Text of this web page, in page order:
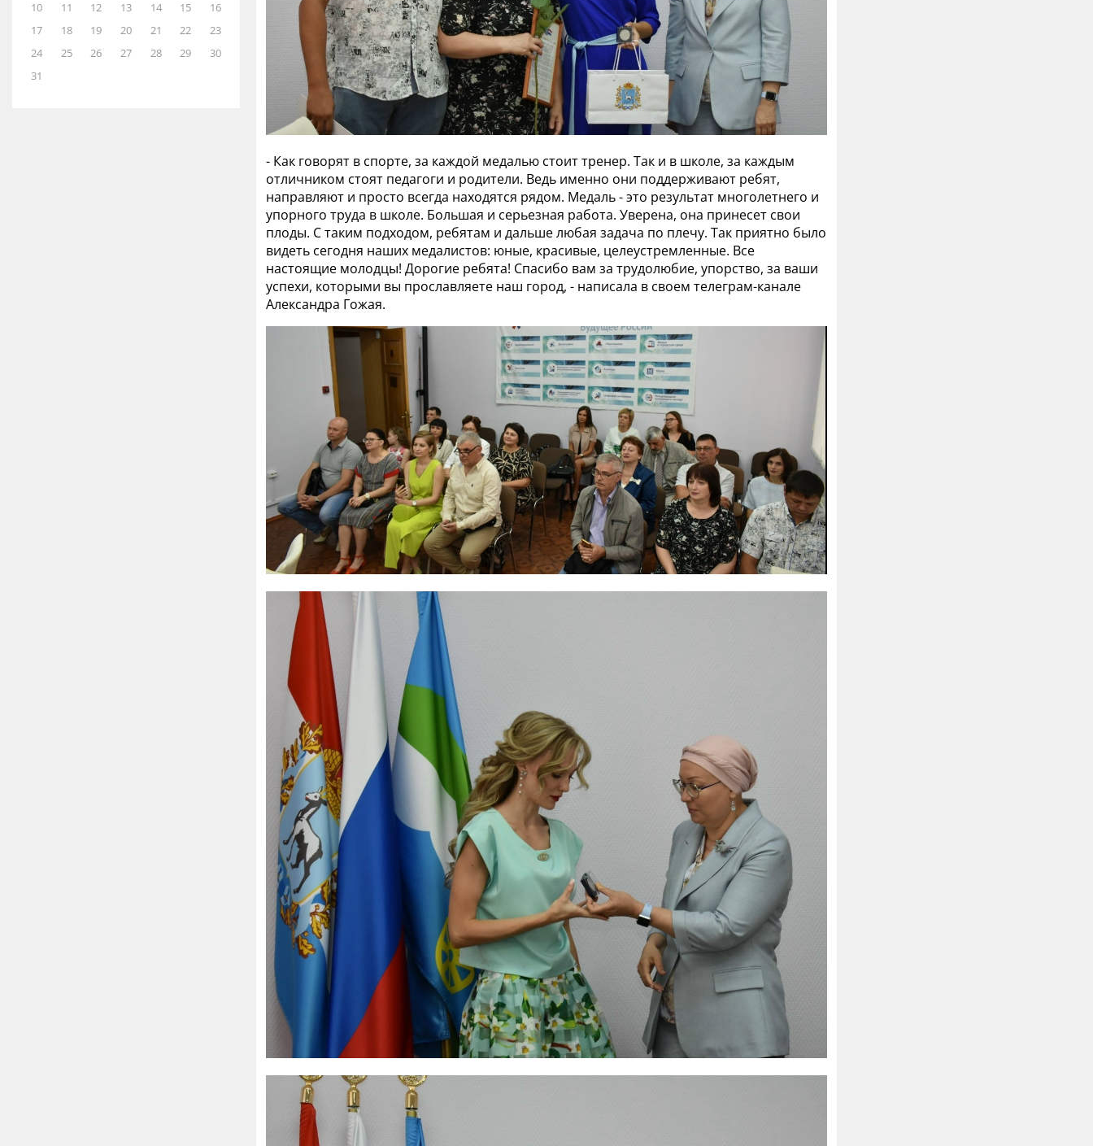
10
11 12 13 14 15
16
17
18 19 20 21 22
23
24
25 26 27 28 29
30
31
- Как говорят в спорте, за каждой медалью стоит тренер. Так и в школе, за каждым
отличником стоят педагоги и родители. Ведь именно они поддерживают ребят,
направляют и просто всегда находятся рядом. Медаль - это результат многолетнего и
упорного труда в школе. Большая и серьезная работа. Уверена, она принесет свои
плоды. С таким подходом, ребятам и дальше любая задача по плечу. Так приятно было
видеть сегодня наших медалистов: юные, красивые, целеустремленные. Все
настоящие молодцы! Дорогие ребята! Спасибо вам за трудолюбие, упорство, за ваши
успехи, которыми вы прославляете наш город, - написала в своем телеграм-канале
Александра Гожая.